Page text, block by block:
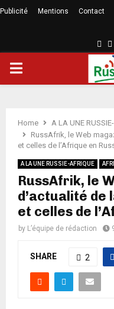
Publicité Mentions Contact
Home
A LA UNE
RussAfrik, le Web
et celles de l’Afrique en
A LA UNE RUSSIE-AFRIQUE
RussAfrik, le
d’actualité de
et celles de
by L’équipe de rédaction
SHARE 2